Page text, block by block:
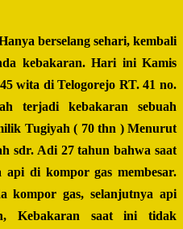
berselang sehari, kembali
kebakaran. Hari ini Kamis
wita di Telogorejo RT. 41 no.
terjadi kebakaran sebuah
Tugiyah ( 70 thn ) Menurut
sdr. Adi 27 tahun bahwa saat
di kompor gas membesar.
kompor gas, selanjutnya api
Kebakaran saat ini tidak